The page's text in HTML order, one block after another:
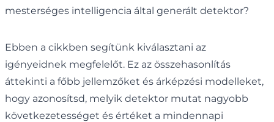
mesterséges intelligencia által generált detektor?
Ebben a cikkben segítünk kiválasztani az
igényeidnek megfelelőt. Ez az összehasonlítás
áttekinti a főbb jellemzőket és árképzési modelleket,
hogy azonosítsd, melyik detektor mutat nagyobb
következetességet és értéket a mindennapi